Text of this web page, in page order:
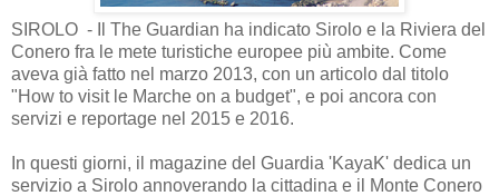
SIROLO - Il The Guardian ha indicato Sirolo e la Riviera del
Conero fra le mete turistiche europee più ambite. Come
aveva già fatto nel marzo 2013, con un articolo dal titolo
"How to visit le Marche on a budget", e poi ancora con
servizi e reportage nel 2015 e 2016.
In questi giorni, il magazine del Guardia 'KayaK' dedica un
servizio a Sirolo annoverando la cittadina e il Monte Conero